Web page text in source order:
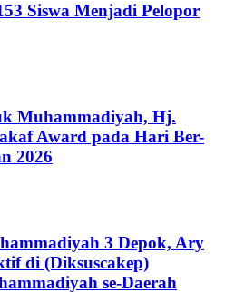
Siswa Menjadi Pelopor
Muhammadiyah, Hj.
Award pada Hari Ber-
2026
3 Depok, Ary
di (Diksuscakep)
se-Daerah